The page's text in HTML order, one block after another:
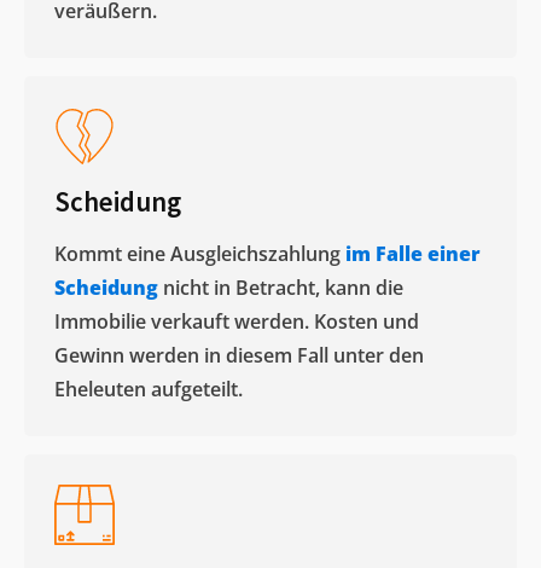
veräußern. ​
Scheidung
Kommt eine Ausgleichszahlung im Falle einer
Scheidung nicht in Betracht, kann die
Immobilie verkauft werden. Kosten und
Gewinn werden in diesem Fall unter den
Eheleuten aufgeteilt.​